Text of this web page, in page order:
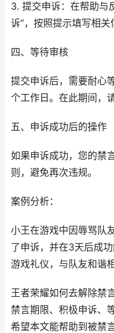
3. 提交申诉：在帮助与
诉”，按照提示填写相关
四、等待审核
提交申诉后，需要耐心
个工作日。在此期间，
五、申诉成功后的操作
如果申诉成功，您的禁
则，避免再次违规。
案例分析：
小王在游戏中因辱骂队
了申诉，并在3天后成
游戏礼仪，与队友和谐相
王者荣耀如何去解除禁
禁言期限、积极申诉、
希望本文能帮助到被禁